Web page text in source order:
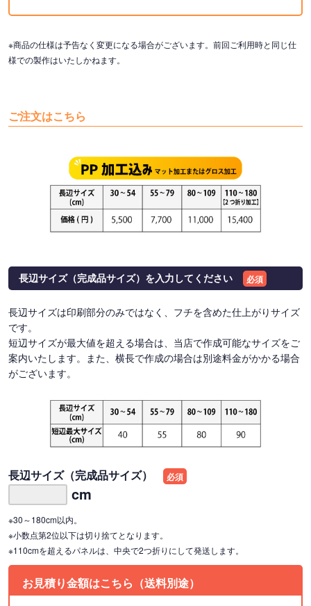
※商品の仕様は予告なく変更になる場合がございます。前回ご利用時と同じ仕
様での製作はいたしかねます。
ご注文はこちら
長辺サイズ（完成品サイズ）を入力してください 必須
長辺サイズは印刷部分のみではなく、フチを含めた仕上がりサイズ
です。
短辺サイズが最大値を超える場合は、当店で作成可能なサイズをご
案内いたします。また、横長で作成の場合は別途料金がかかる場合
がございます。
長辺サイズ（完成品サイズ） 必須
cm
※30～180cm以内。
※小数点第2位以下は切り捨てとなります。
※110cmを超えるパネルは、中央で2つ折りにして発送します。
お見積り金額はこちら（送料別途）